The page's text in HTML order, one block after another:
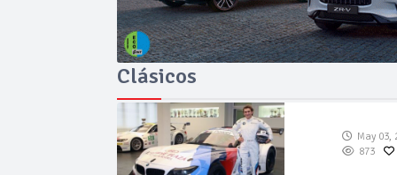
Clásicos
May 03,
873